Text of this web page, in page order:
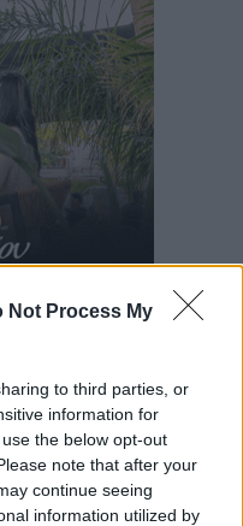
Not Process My
to third parties, or
information for
the below opt-out
note that after your
continue seeing
information utilized by